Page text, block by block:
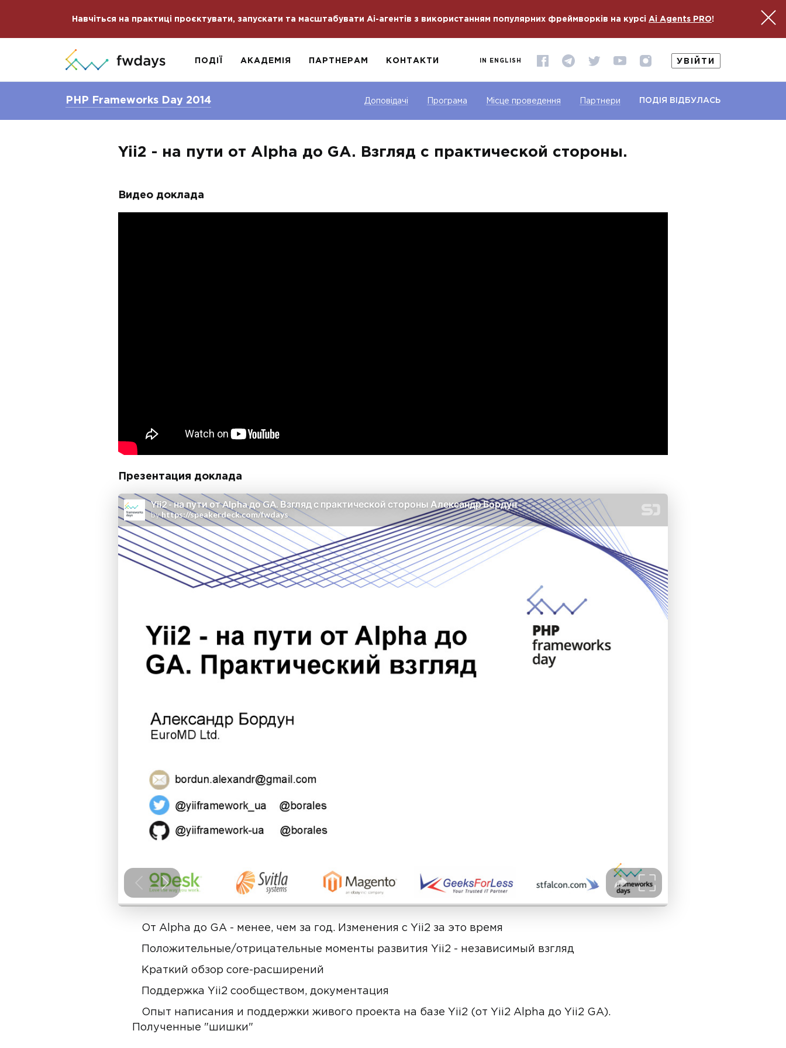
Навчіться на практиці проєктувати, запускати та масштабувати Ai-агентів з використанням популярних фреймворків на курсі Ai Agents PRO!
ПОДІЇ АКАДЕМІЯ ПАРТНЕРАМ КОНТАКТИ IN ENGLISH УВІЙТИ
PHP Frameworks Day 2014 Доповідачі Програма Місце проведення Партнери ПОДІЯ ВІДБУЛАСЬ
Yii2 - на пути от Alpha до GA. Взгляд с практической стороны.
Видео доклада
Презентация доклада
От Alpha до GA - менее, чем за год. Изменения с Yii2 за это время
Положительные/отрицательные моменты развития Yii2 - независимый взгляд
Краткий обзор core-расширений
Поддержка Yii2 сообществом, документация
Опыт написания и поддержки живого проекта на базе Yii2 (от Yii2 Alpha до Yii2 GA).
Полученные "шишки"